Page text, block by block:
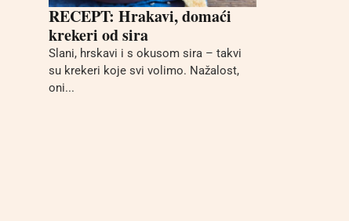
RECEPT: Hrakavi, domaći
krekeri od sira
Slani, hrskavi i s okusom sira – takvi
su krekeri koje svi volimo. Nažalost,
oni...